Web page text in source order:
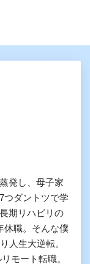
発し、母子家
つダントツで学
期リハビリの
休職。そんな僕
人生大逆転。
モート転職。